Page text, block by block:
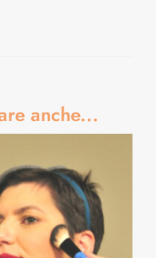
anche...